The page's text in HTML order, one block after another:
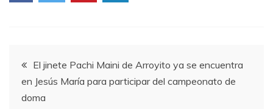
Navegación
de
El jinete Pachi Maini de Arroyito ya se encuentra
en Jesús María para participar del campeonato de
doma